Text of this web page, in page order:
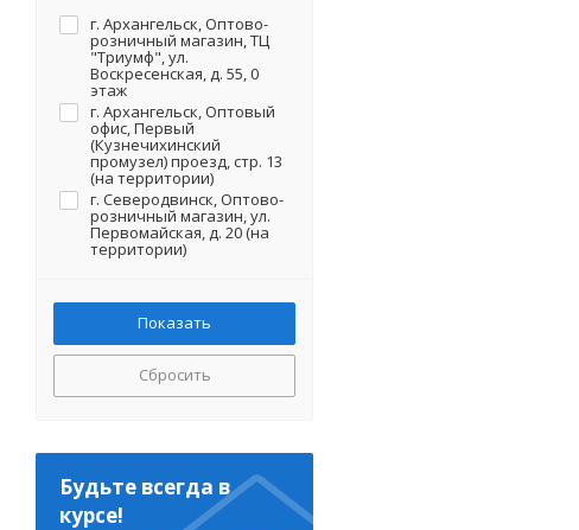
г. Архангельск, Оптово-
розничный магазин, ТЦ
"Триумф", ул.
Воскресенская, д. 55, 0
этаж
г. Архангельск, Оптовый
офис, Первый
(Кузнечихинский
промузел) проезд, стр. 13
(на территории)
г. Северодвинск, Оптово-
розничный магазин, ул.
Первомайская, д. 20 (на
территории)
Сбросить
Будьте всегда в
курсе!